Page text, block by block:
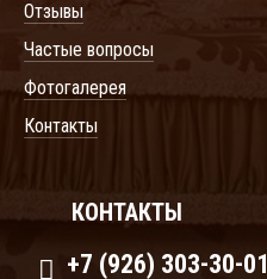
Отзывы
Частые вопросы
Фотогалерея
Контакты
КОНТАКТЫ
+7 (926) 303-30-01